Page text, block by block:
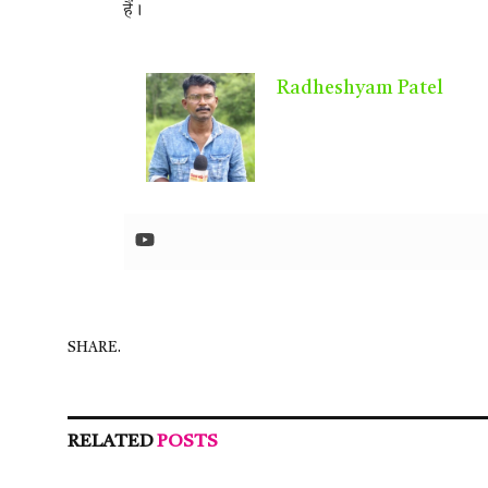
हैं।
Radheshyam Patel
SHARE.
RELATEDPOSTS